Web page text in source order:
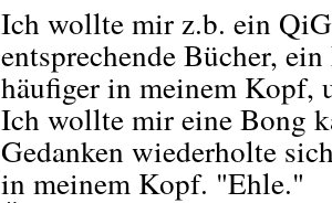
Ich wollte mir z.b. ein
entsprechende Bücher,
häufiger in meinem
Ich wollte mir eine Bong
Gedanken wiederholte
in meinem Kopf. "Ehle."